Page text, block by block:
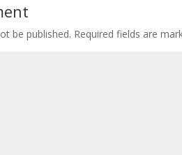
be published. Required fields are